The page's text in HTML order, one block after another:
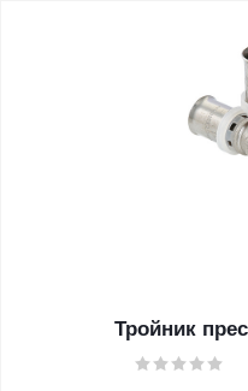
Тройник